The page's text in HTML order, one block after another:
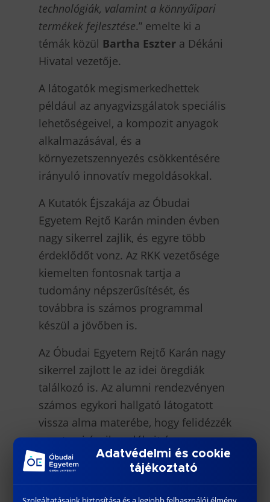
technológiák, valamint a könnyűipari
termékek fejlesztése.” emelte ki a
témák közül Bartha Eszter a Dékáni
Hivatal vezetője.
A látogatók megismerkedhettek
például az anyagvizsgálatok speciális
lehetőségeivel, a kompozit anyagok
alkalmazásával, és a
környezetszennyezés csökkentésére
irányuló innovatív megoldásokkal.
A Kutatók Éjszakája az Óbudai
Egyetem Rejtő Karán minden évben
nagy sikerrel zajlik, és egyre több
érdeklődőt vonz. Az RKK vezetősége
kiemelten fontosnak tartja a
tudomány népszerűsítését, és
továbbra is számos programmal
készül a jövőben is.
Az Óbudai Egyetem Rejtő Karán nagy
sikerrel zajlott le az idei öregdiák
találkozó is. Az alumni rendezvényen
számos egykori hallgató látogatott
vissza alma materébe, hogy felidézzék
egyetemi éveik emlékeit és
kapcsolatot építsenek egymással. Az
Egyetem hívására közel száz öregdiák
Adatvédelmi és cookie
tájékoztató